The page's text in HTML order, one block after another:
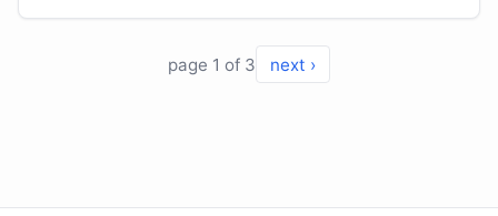
page 1 of 3 next ›